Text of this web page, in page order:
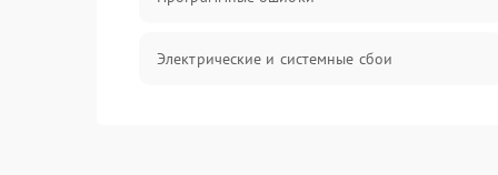
Электрические и системные сбои